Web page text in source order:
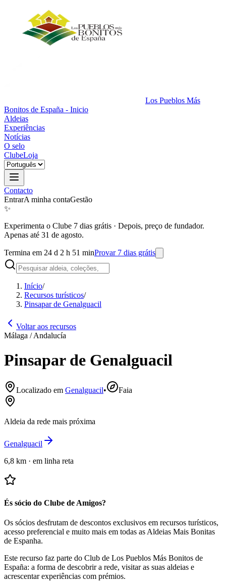
Los Pueblos Más
Bonitos de España - Inicio
Aldeias
Experiências
Notícias
O selo
ClubeLoja
Contacto
EntrarA minha contaGestão
✨
Experimenta o Clube 7 dias grátis · Depois, preço de fundador.
Apenas até 31 de agosto.
Termina em 24 d 2 h 51 minProvar 7 dias grátis
Início/
Recursos turísticos/
Pinsapar de Genalguacil
Voltar aos recursos
Málaga / Andalucía
Pinsapar de Genalguacil
Localizado em Genalguacil• Faia
Aldeia da rede mais próxima
Genalguacil
6,8 km · em linha reta
És sócio do Clube de Amigos?
Os sócios desfrutam de descontos exclusivos em recursos turísticos,
acesso preferencial e muito mais em todas as Aldeias Mais Bonitas
de Espanha.
Este recurso faz parte do Club de Los Pueblos Más Bonitos de
España: a forma de descobrir a rede, visitar as suas aldeias e
acrescentar experiências com prémios.